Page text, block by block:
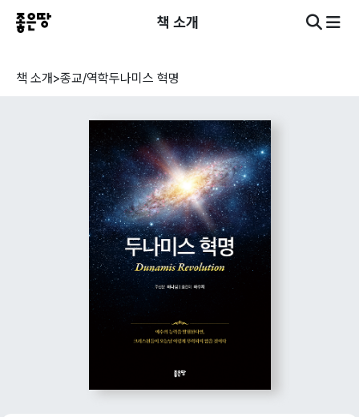
책 소개
책 소개>종교/역학두나미스 혁명